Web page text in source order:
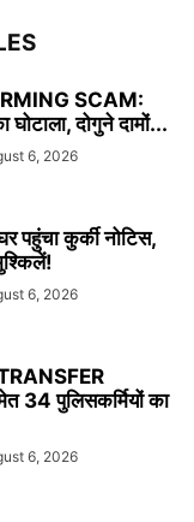
SCAM:
दोगुने दामों...
6, 2026
कुर्की नोटिस,
6, 2026
34 पुलिसकर्मियों का
6, 2026